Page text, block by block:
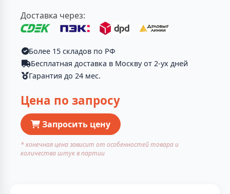
Доставка через:
Более 15 складов по РФ
Бесплатная доставка в Москву от 2-ух дней
Гарантия до 24 мес.
Цена по запросу
Запросить цену
* конечная цена зависит от особенностей товара и
количества штук в партии